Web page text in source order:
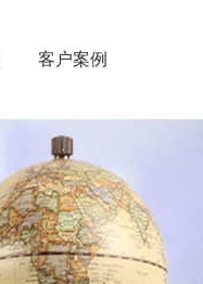
客户案例